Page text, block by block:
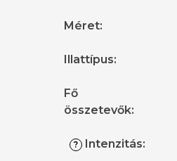
Méret:
Illattípus:
Fő
összetevők:
? Intenzitás: